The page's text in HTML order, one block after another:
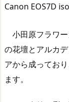
Canon EOS7D
小田原フラワ
の花壇とアルカ
アから成ってお
ます。